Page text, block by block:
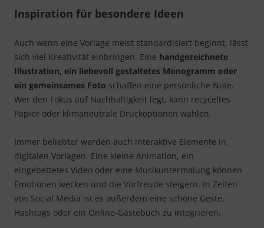
Inspiration für besondere Ideen
Auch wenn eine Vorlage meist standardisiert beginnt, lässt
sich viel Kreativität einbringen. Eine handgezeichnete
Illustration, ein liebevoll gestaltetes Monogramm oder
ein gemeinsames Foto schaffen eine persönliche Note.
Wer den Fokus auf Nachhaltigkeit legt, kann recyceltes
Papier oder klimaneutrale Druckoptionen wählen.
Immer beliebter werden auch interaktive Elemente in
digitalen Vorlagen. Eine kleine Animation, ein
eingebettetes Video oder eine Musikuntermalung können
Emotionen wecken und die Vorfreude steigern. In Zeiten
von Social Media ist es außerdem eine schöne Geste,
Hashtags oder ein Online-Gästebuch zu integrieren.